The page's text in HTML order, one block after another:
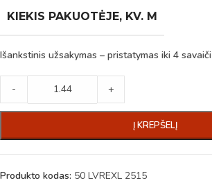
KIEKIS PAKUOTĖJE, KV. M
Išankstinis užsakymas – pristatymas iki 4
- +
Į KREPŠELĮ
Produkto kodas: 50 LVREXL 2515